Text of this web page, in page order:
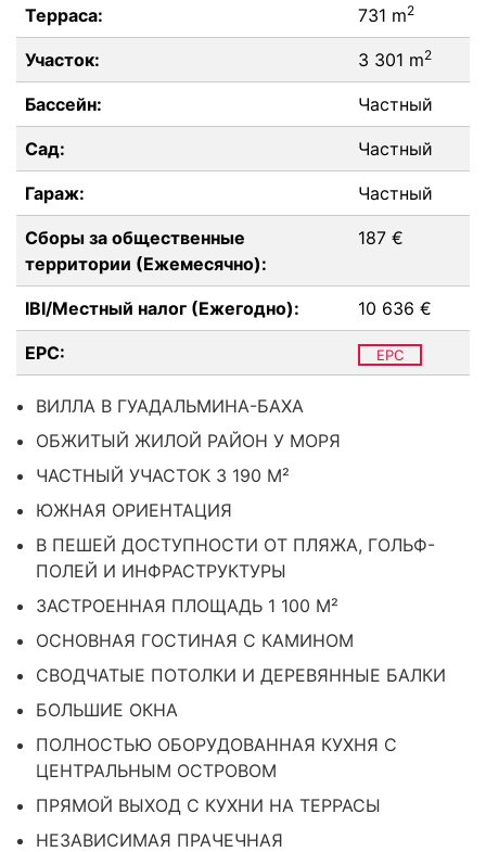
Терраса: 731 m2
Участок: 3 301 m2
Бассейн: Частный
Сад: Частный
Гараж: Частный
Сборы за общественные
территории (Ежемесячно):
187 €
IBI/Местный налог (Ежегодно): 10 636 €
EPC: EPC
ВИЛЛА В ГУАДАЛЬМИНА-БАХА
ОБЖИТЫЙ ЖИЛОЙ РАЙОН У МОРЯ
ЧАСТНЫЙ УЧАСТОК 3 190 М²
ЮЖНАЯ ОРИЕНТАЦИЯ
В ПЕШЕЙ ДОСТУПНОСТИ ОТ ПЛЯЖА, ГОЛЬФ-
ПОЛЕЙ И ИНФРАСТРУКТУРЫ
ЗАСТРОЕННАЯ ПЛОЩАДЬ 1 100 М²
ОСНОВНАЯ ГОСТИНАЯ С КАМИНОМ
СВОДЧАТЫЕ ПОТОЛКИ И ДЕРЕВЯННЫЕ БАЛКИ
БОЛЬШИЕ ОКНА
ПОЛНОСТЬЮ ОБОРУДОВАННАЯ КУХНЯ С
ЦЕНТРАЛЬНЫМ ОСТРОВОМ
ПРЯМОЙ ВЫХОД С КУХНИ НА ТЕРРАСЫ
НЕЗАВИСИМАЯ ПРАЧЕЧНАЯ